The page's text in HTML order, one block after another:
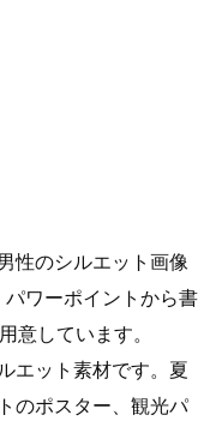
性のシルエット画像
ワーポイントから書
意しています。
エット素材です。夏
のポスター、観光パ